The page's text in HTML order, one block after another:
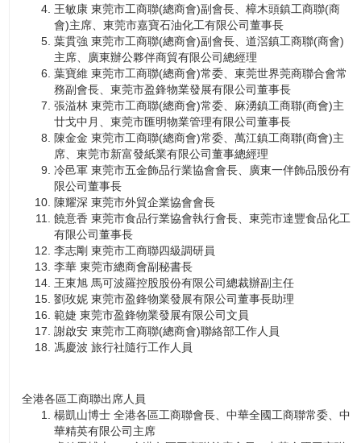
王敏康 東莞市工商聯(總商會)副會長、樟木頭鎮工商聯(商
會)主席、東莞市嘉寶石油化工有限公司董事長
葉貫強 東莞市工商聯(總商會)副會長、道滘鎮工商聯(商會)
主席、廣東辦公夥伴商貿有限公司總經理
葉寶維 東莞市工商聯(總商會)常委、東莞世界莞商聯合會常
務副會長、東莞市盈鋒物業發展有限公司董事長
張溢林 東莞市工商聯(總商會)常委、麻湧鎮工商聯(商會)主
廿戈中月、東莞市匯明物業管理有限公司董事長
陳金金 東莞市工商聯(總商會)常委、萬江鎮工商聯(商會)主
席、東莞市新富發紙業有限公司董事總經理
冷邑軍 東莞市五金飾品行業協會會長、廣東一伴飾品股份有
限公司董事長
陳耀深 東莞市外貿企業協會會長
饒意香 東莞市食品行業協會執行會長、東莞市達豐食品化工
有限公司董事長
李志剛 東莞市工商聯四級調研員
李華 東莞市總商會副秘書長
王東旭 馬可波羅控股股份有限公司總裁辦副主任
劉玫妮 東莞市盈鋒物業發展有限公司董事長助理
範婕 東莞市盈鋒物業發展有限公司文員
謝啟安 東莞市工商聯(總商會)聯絡部工作人員
馮慶波 旅行社隨行工作人員
全港各區工商聯出席人員
楊凱山博士 全港各區工商聯會長、中華全國工商聯常委、中
華精英有限公司主席